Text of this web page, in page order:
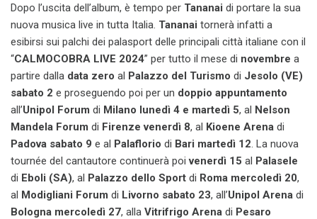
Dopo l’uscita dell’album, è tempo per Tananai di portare la sua
nuova musica live in tutta Italia. Tananai tornerà infatti a
esibirsi sui palchi dei palasport delle principali città italiane con il
“CALMOCOBRA LIVE 2024” per tutto il mese di novembre a
partire dalla data zero al Palazzo del Turismo di Jesolo (VE)
sabato 2 e proseguendo poi per un doppio appuntamento
all’Unipol Forum di Milano lunedì 4 e martedì 5, al Nelson
Mandela Forum di Firenze venerdì 8, al Kioene Arena di
Padova sabato 9 e al Palaflorio di Bari martedì 12. La nuova
tournée del cantautore continuerà poivenerdì 15 al Palasele
di Eboli (SA), al Palazzo dello Sport di Roma mercoledì 20,
al Modigliani Forum di Livorno sabato 23, all’Unipol Arena di
Bologna mercoledì 27, alla Vitrifrigo Arena di Pesaro